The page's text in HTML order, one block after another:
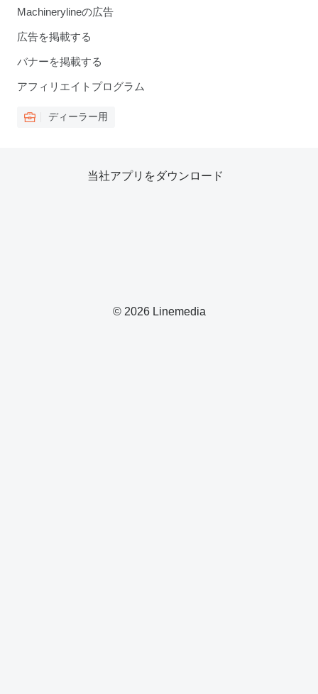
Machinerylineの広告
広告を掲載する
バナーを掲載する
アフィリエイトプログラム
ディーラー用
© 2026 Linemedia
当社アプリをダウンロード